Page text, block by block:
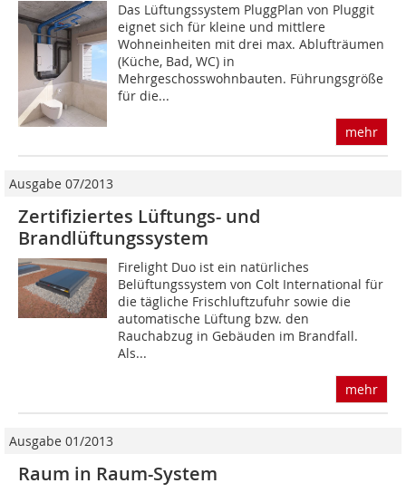
Das Lüftungssystem PluggPlan von Pluggit
eignet sich für kleine und mittlere
Wohneinheiten mit drei max. Ablufträumen
(Küche, Bad, WC) in
Mehrgeschosswohnbauten. Führungsgröße
für die...
mehr
Ausgabe 07/2013
Zertifiziertes Lüftungs- und
Brandlüftungssystem
Firelight Duo ist ein natürliches
Belüftungssystem von Colt International für
die tägliche Frischluftzufuhr sowie die
automatische Lüftung bzw. den
Rauchabzug in Gebäuden im Brandfall.
Als...
mehr
Ausgabe 01/2013
Raum in Raum-System